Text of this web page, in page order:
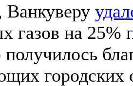
газов на
городских